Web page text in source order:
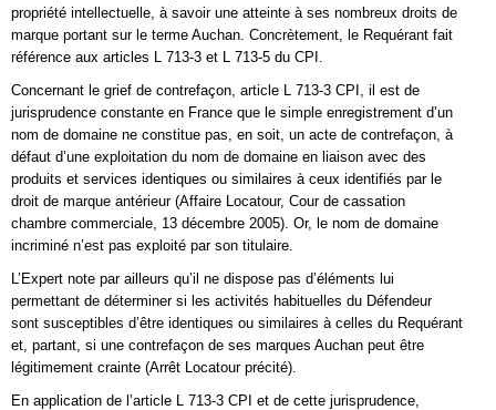
propriété intellectuelle, à savoir une atteinte à ses nombreux droits de
marque portant sur le terme Auchan. Concrètement, le Requérant fait
référence aux articles L 713-3 et L 713-5 du CPI.
Concernant le grief de contrefaçon, article L 713-3 CPI, il est de
jurisprudence constante en France que le simple enregistrement d’un
nom de domaine ne constitue pas, en soit, un acte de contrefaçon, à
défaut d’une exploitation du nom de domaine en liaison avec des
produits et services identiques ou similaires à ceux identifiés par le
droit de marque antérieur (Affaire Locatour, Cour de cassation
chambre commerciale, 13 décembre 2005). Or, le nom de domaine
incriminé n’est pas exploité par son titulaire.
L’Expert note par ailleurs qu’il ne dispose pas d’éléments lui
permettant de déterminer si les activités habituelles du Défendeur
sont susceptibles d’être identiques ou similaires à celles du Requérant
et, partant, si une contrefaçon de ses marques Auchan peut être
légitimement crainte (Arrêt Locatour précité).
En application de l’article L 713-3 CPI et de cette jurisprudence,